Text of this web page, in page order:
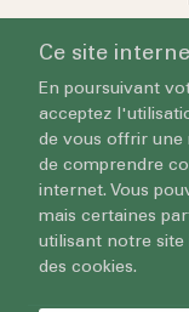
Ce site
En poursuivant
acceptez
de vous offrir une
de comprendre
internet. Vous
mais certaines
utilisant notre
des cookies.